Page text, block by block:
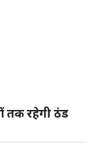
तक रहेगी ठंड